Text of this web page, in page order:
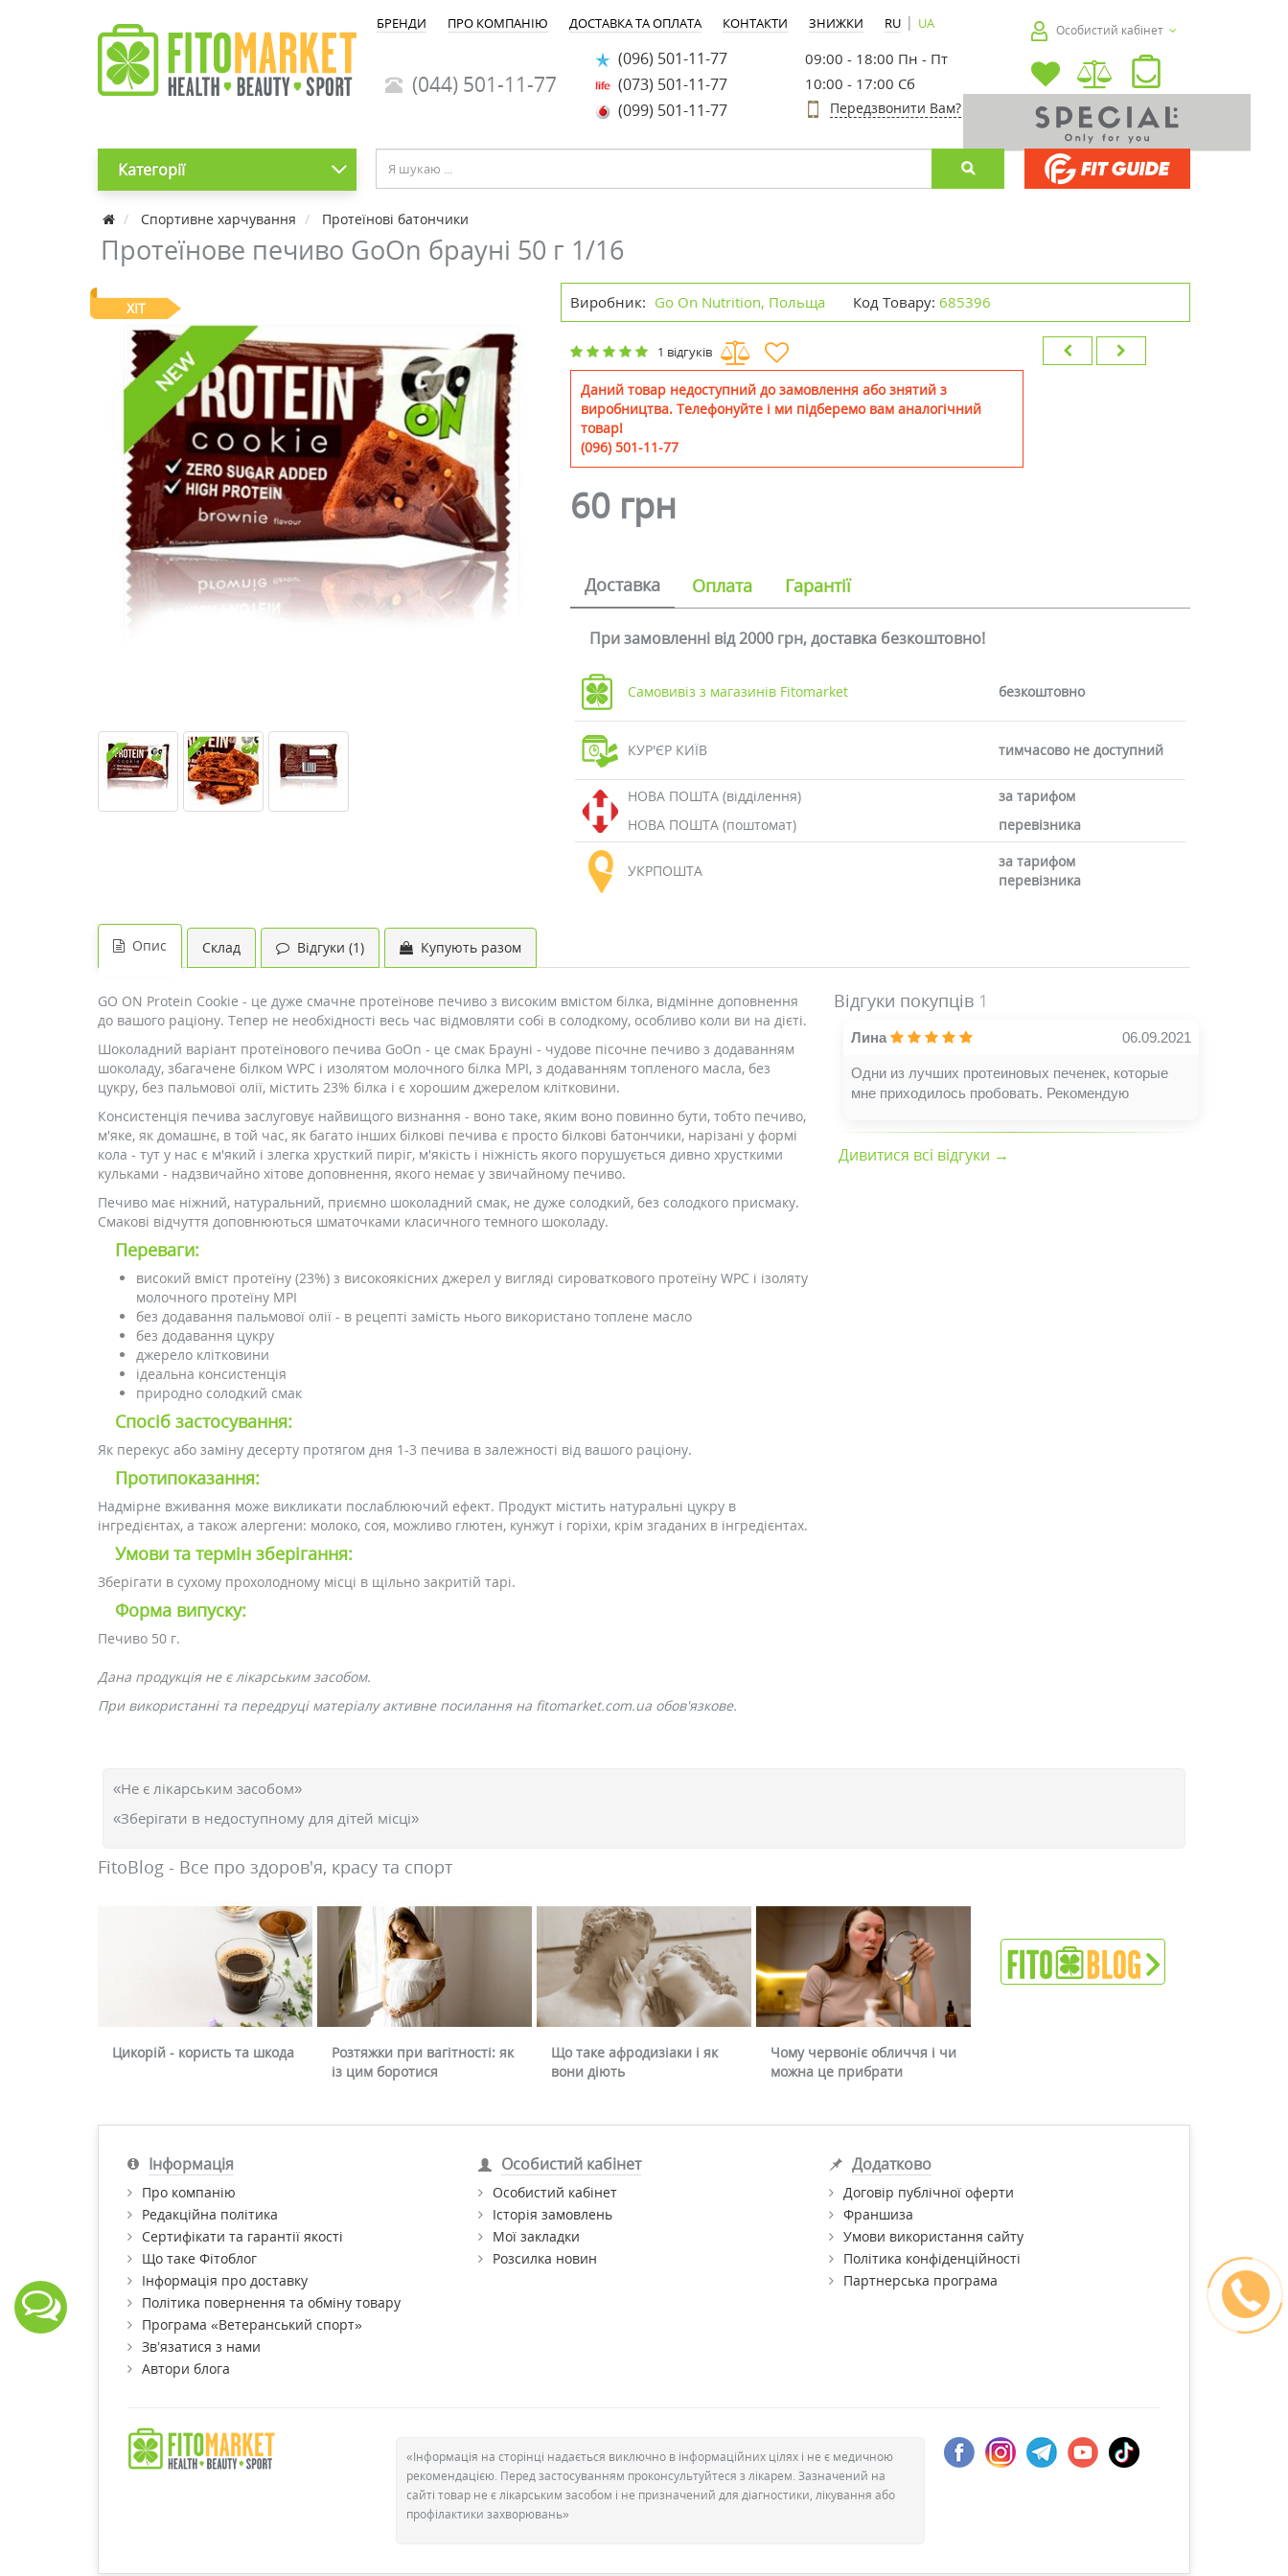
БРЕНДИ ПРО КОМПАНІЮ ДОСТАВКА ТА ОПЛАТА КОНТАКТИ ЗНИЖКИ RU | UA
(044) 501-11-77
(096) 501-11-77
(073) 501-11-77
(099) 501-11-77
09:00 - 18:00 Пн - Пт
10:00 - 17:00 Сб
Передзвонити Вам?
Особистий кабінет
Категорії
Cпортивне харчування Протеїнові батончики
Протеїнове печиво GoOn брауні 50 г 1/16
ХІТ Виробник: Go On Nutrition, Польща Код Товару: 685396
1 відгуків
Даний товар недоступний до замовлення або знятий з
виробництва. Телефонуйте і ми підберемо вам аналогічний
товар!
(096) 501-11-77
60 грн
Доставка Оплата Гарантії
При замовленні від 2000 грн, доставка безкоштовно!
Самовивіз з магазинів Fitomarket безкоштовно
КУР'ЄР КИЇВ тимчасово не доступний
НОВА ПОШТА (відділення)
за тарифом
НОВА ПОШТА (поштомат)
перевізника
УКРПОШТА
за тарифом
перевізника
Опис Склад Відгуки (1) Купують разом
GO ON Protein Cookie - це дуже смачне протеїнове печиво з високим вмістом білка, відмінне доповнення
до вашого раціону. Тепер не необхідності весь час відмовляти собі в солодкому, особливо коли ви на дієті.
Шоколадний варіант протеїнового печива GoOn - це смак Брауні - чудове пісочне печиво з додаванням
шоколаду, збагачене білком WPC і изолятом молочного білка MPI, з додаванням топленого масла, без
цукру, без пальмової олії, містить 23% білка і є хорошим джерелом клітковини.
Консистенція печива заслуговує найвищого визнання - воно таке, яким воно повинно бути, тобто печиво,
м'яке, як домашнє, в той час, як багато інших білкові печива є просто білкові батончики, нарізані у формі
кола - тут у нас є м'який і злегка хрусткий пиріг, м'якість і ніжність якого порушується дивно хрусткими
кульками - надзвичайно хітове доповнення, якого немає у звичайному печиво.
Печиво має ніжний, натуральний, приємно шоколадний смак, не дуже солодкий, без солодкого присмаку.
Смакові відчуття доповнюються шматочками класичного темного шоколаду.
Переваги:
високий вміст протеїну (23%) з високоякісних джерел у вигляді сироваткового протеїну WPC і ізоляту
молочного протеїну MPI
без додавання пальмової олії - в рецепті замість нього використано топлене масло
без додавання цукру
джерело клітковини
ідеальна консистенція
природно солодкий смак
Спосіб застосування:
Як перекус або заміну десерту протягом дня 1-3 печива в залежності від вашого раціону.
Протипоказання:
Надмірне вживання може викликати послаблюючий ефект. Продукт містить натуральні цукру в
інгредієнтах, а також алергени: молоко, соя, можливо глютен, кунжут і горіхи, крім згаданих в інгредієнтах.
Умови та термін зберігання:
Зберігати в сухому прохолодному місці в щільно закритій тарі.
Форма випуску:
Печиво 50 г.
Дана продукція не є лікарським засобом.
При використанні та передруці матеріалу активне посилання на fitomarket.com.ua обов'язкове.
Відгуки покупців 1
Лина 06.09.2021
Одни из лучших протеиновых печенек, которые
мне приходилось пробовать. Рекомендую
Дивитися всі відгуки →
«Не є лікарським засобом»
«Зберігати в недоступному для дітей місці»
FitoBlog - Все про здоров'я, красу та спорт
Цикорій - користь та шкода
Розтяжки при вагітності: як
із цим боротися
Що таке афродизіаки і як
вони діють
Чому червоніє обличчя і чи
можна це прибрати
Інформація
Про компанію
Редакційна політика
Сертифікати та гарантії якості
Що таке Фітоблог
Інформація про доставку
Політика повернення та обміну товару
Програма «Ветеранський спорт»
Зв’язатися з нами
Автори блога
Особистий кабінет
Особистий кабінет
Історія замовлень
Мої закладки
Розсилка новин
Додатково
Договір публічної оферти
Франшиза
Умови використання сайту
Політика конфіденційності
Партнерська програма
«Інформація на сторінці надається виключно в інформаційних цілях і не є медичною
рекомендацією. Перед застосуванням проконсультуйтеся з лікарем. Зазначений на
сайті товар не є лікарським засобом і не призначений для діагностики, лікування або
профілактики захворювань»